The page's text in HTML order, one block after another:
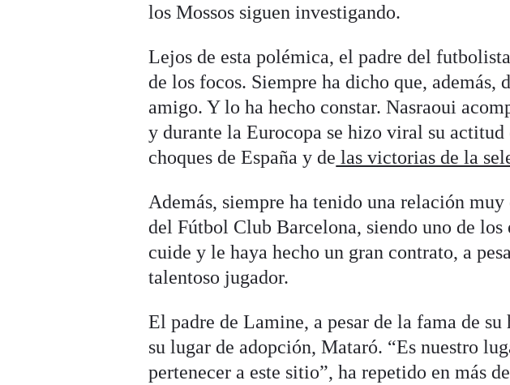
los Mossos siguen investigando.
Lejos de esta polémica, el padre del
de los focos. Siempre ha dicho que, además,
amigo. Y lo ha hecho constar. Nasraoui
y durante la Eurocopa se hizo viral su
choques de España y de las victorias de la
Además, siempre ha tenido una relación
del Fútbol Club Barcelona, siendo uno de los
cuide y le haya hecho un gran contrato, a
talentoso jugador.
El padre de Lamine, a pesar de la fama de
su lugar de adopción, Mataró. “Es nuestro
pertenecer a este sitio”, ha repetido en más